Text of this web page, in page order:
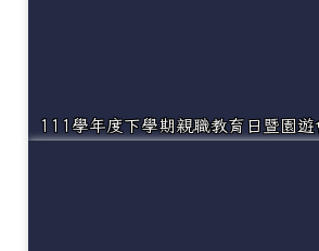
111學年度下學期親職教育日暨園